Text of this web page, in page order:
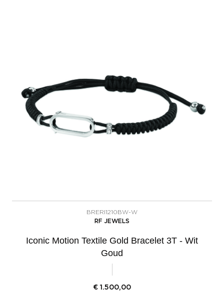
BRERI1210BW-W
RF JEWELS
Iconic Motion Textile Gold Bracelet 3T - Wit
Goud
€ 1.500,00